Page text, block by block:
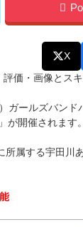
X
価・画像とスキ
ガールズバン
開催されます。
所属する宇田川